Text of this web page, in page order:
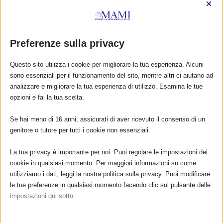
NUMERO VERDE GRATUITO
800.883300
Maggiori informazioni
RIMANI AGGIORNATO
... oppure inserisci i tuoi dati:
Nome:
Preferenze sulla privacy
×
Questo sito utilizza i cookie per migliorare la tua esperienza. Alcuni
sono essenziali per il funzionamento del sito, mentre altri ci aiutano ad
analizzare e migliorare la tua esperienza di utilizzo. Esamina le tue
opzioni e fai la tua scelta.
Se hai meno di 16 anni, assicurati di aver ricevuto il consenso di un
genitore o tutore per tutti i cookie non essenziali.
La tua privacy è importante per noi. Puoi regolare le impostazioni dei
cookie in qualsiasi momento. Per maggiori informazioni su come
utilizziamo i dati, leggi la nostra politica sulla privacy. Puoi modificare
le tue preferenze in qualsiasi momento facendo clic sul pulsante delle
impostazioni qui sotto.